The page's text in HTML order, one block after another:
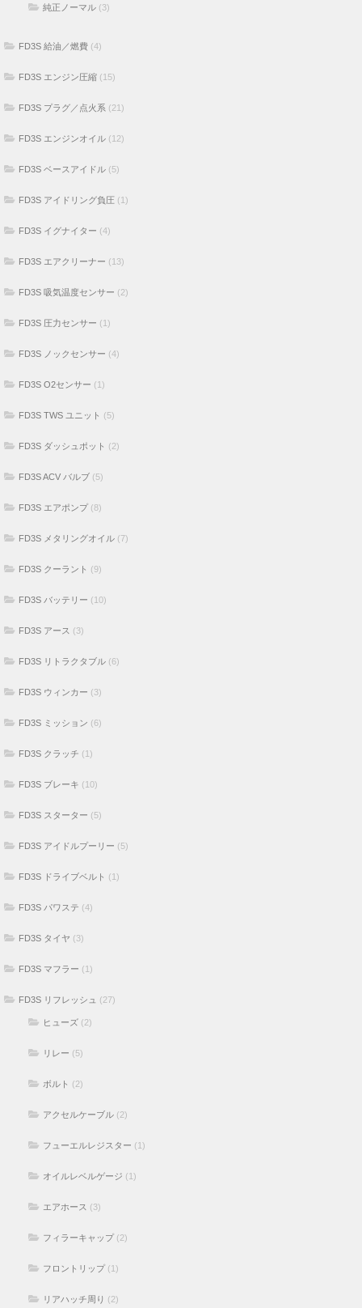
純正ノーマル (3)
FD3S 給油／燃費 (4)
FD3S エンジン圧縮 (15)
FD3S プラグ／点火系 (21)
FD3S エンジンオイル (12)
FD3S ベースアイドル (5)
FD3S アイドリング負圧 (1)
FD3S イグナイター (4)
FD3S エアクリーナー (13)
FD3S 吸気温度センサー (2)
FD3S 圧力センサー (1)
FD3S ノックセンサー (4)
FD3S O2センサー (1)
FD3S TWS ユニット (5)
FD3S ダッシュポット (2)
FD3S ACV バルブ (5)
FD3S エアポンプ (8)
FD3S メタリングオイル (7)
FD3S クーラント (9)
FD3S バッテリー (10)
FD3S アース (3)
FD3S リトラクタブル (6)
FD3S ウィンカー (3)
FD3S ミッション (6)
FD3S クラッチ (1)
FD3S ブレーキ (10)
FD3S スターター (5)
FD3S アイドルプーリー (5)
FD3S ドライブベルト (1)
FD3S パワステ (4)
FD3S タイヤ (3)
FD3S マフラー (1)
FD3S リフレッシュ (27)
ヒューズ (2)
リレー (5)
ボルト (2)
アクセルケーブル (2)
フューエルレジスター (1)
オイルレベルゲージ (1)
エアホース (3)
フィラーキャップ (2)
フロントリップ (1)
リアハッチ周り (2)